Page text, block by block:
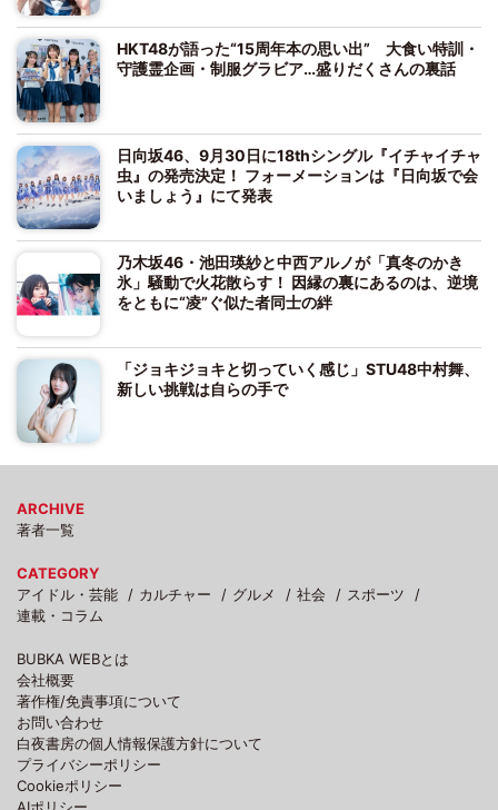
HKT48が語った“15周年本の思い出” 大食い特訓・
守護霊企画・制服グラビア…盛りだくさんの裏話
日向坂46、9月30日に18thシングル『イチャイチャ
虫』の発売決定！ フォーメーションは『日向坂で会
いましょう』にて発表
乃木坂46・池田瑛紗と中西アルノが「真冬のかき
氷」騒動で火花散らす！ 因縁の裏にあるのは、逆境
をともに“凌”ぐ似た者同士の絆
「ジョキジョキと切っていく感じ」STU48中村舞、
新しい挑戦は自らの手で
ARCHIVE
著者一覧
CATEGORY
アイドル・芸能
カルチャー グルメ 社会
スポーツ
連載・コラム
BUBKA WEBとは
会社概要
著作権/免責事項について
お問い合わせ
白夜書房の個人情報保護方針について
プライバシーポリシー
Cookieポリシー